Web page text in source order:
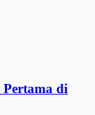
di